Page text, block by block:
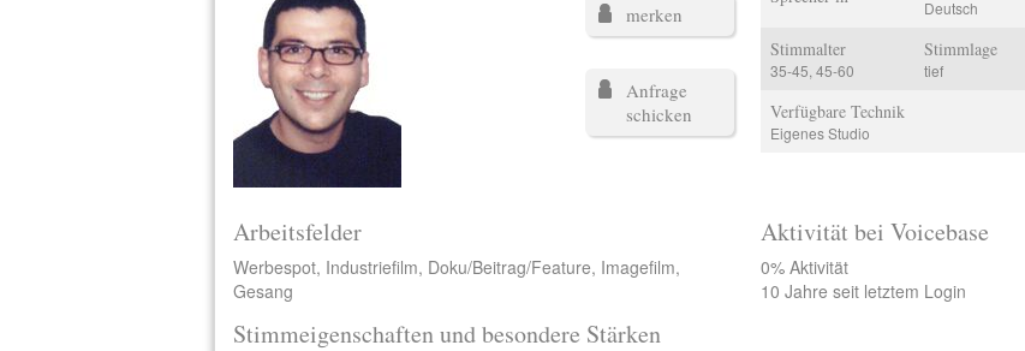
merken
Anfrage
schicken
Deutsch
Stimmalter
35-45, 45-60
Stimmlage
tief
Verfügbare Technik
Eigenes Studio
Arbeitsfelder
Werbespot, Industriefilm, Doku/Beitrag/Feature, Imagefilm,
Gesang
Stimmeigenschaften und besondere Stärken
Aktivität bei Voicebase
0% Aktivität
10 Jahre seit letztem Login